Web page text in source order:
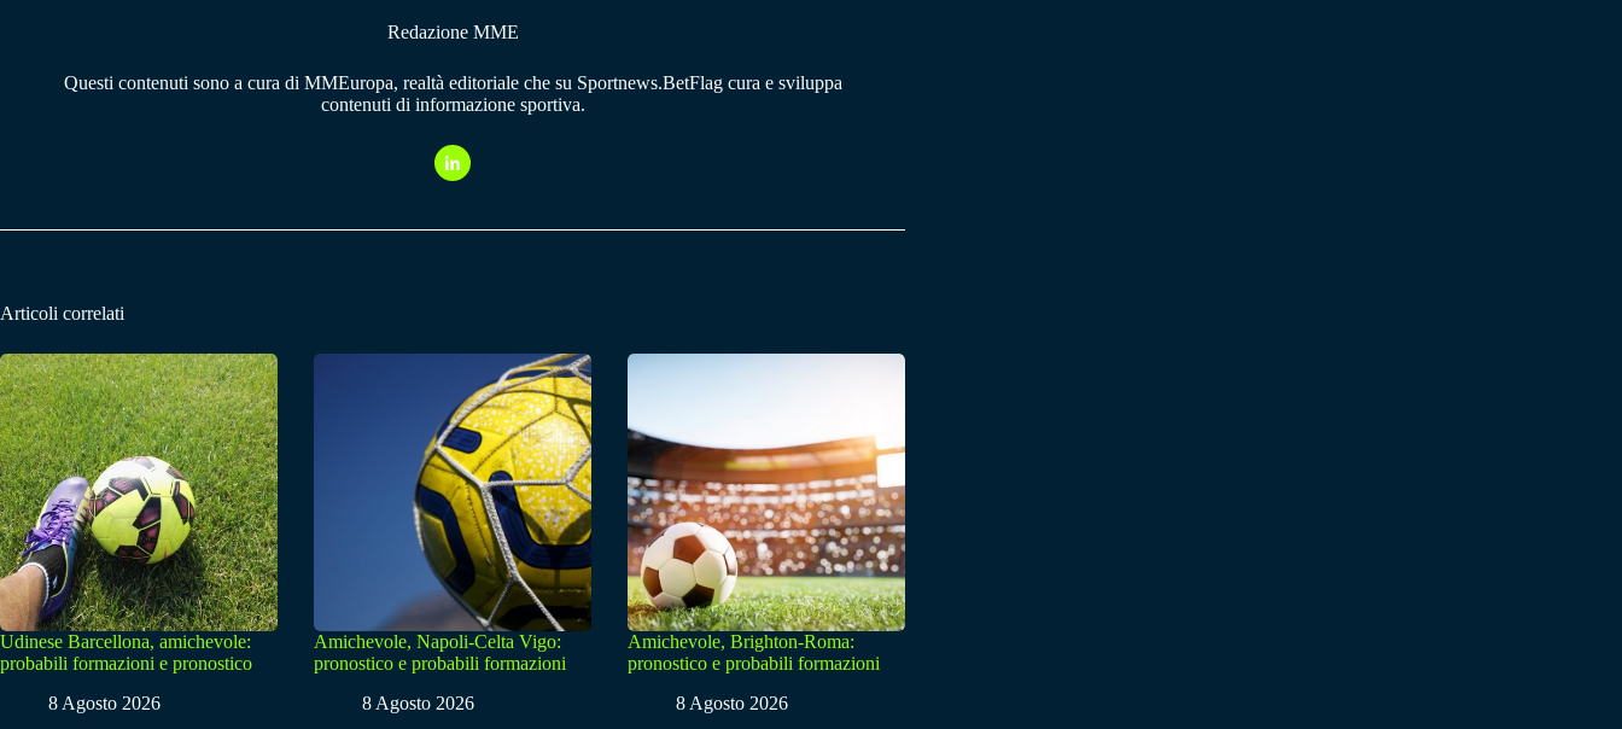
Redazione MME
Questi contenuti sono a cura di MMEuropa, realtà editoriale che su Sportnews.BetFlag cura e sviluppa
contenuti di informazione sportiva.
Articoli correlati
Udinese Barcellona, amichevole:
probabili formazioni e pronostico
8 Agosto 2026
Amichevole, Napoli-Celta Vigo:
pronostico e probabili formazioni
8 Agosto 2026
Amichevole, Brighton-Roma:
pronostico e probabili formazioni
8 Agosto 2026